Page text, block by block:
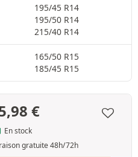
195/45 R14
195/50 R14
215/40 R14
165/50 R15
185/45 R15
€
En stock
gratuite 48h/72h